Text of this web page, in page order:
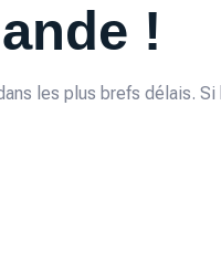
!
les plus brefs délais.